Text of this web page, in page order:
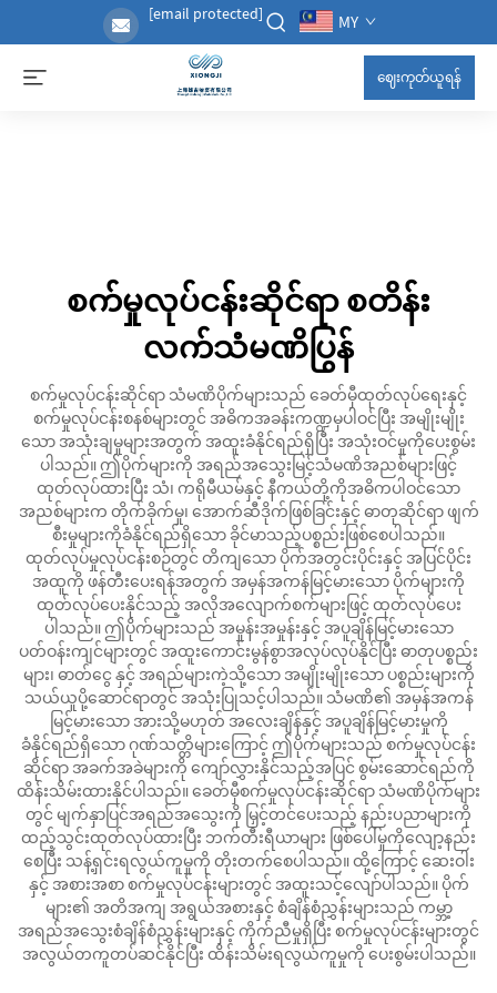
[email protected] MY
ဈေးကုတ်ယူရန်
စက်မှုလုပ်ငန်းဆိုင်ရာ စတိန်း
လက်သံမဏိပြွန်
စက်မှုလုပ်ငန်းဆိုင်ရာ သံမဏိပိုက်များသည် ခေတ်မှီထုတ်လုပ်ရေးနှင့်
စက်မှုလုပ်ငန်းစနစ်များတွင် အဓိကအခန်းကဏ္ဍမှပါဝင်ပြီး အမျိုးမျိုး
သော အသုံးချမှုများအတွက် အထူးခံနိုင်ရည်ရှိပြီး အသုံးဝင်မှုကိုပေးစွမ်း
ပါသည်။ ဤပိုက်များကို အရည်အသွေးမြင့်သံမဏိအညစ်များဖြင့်
ထုတ်လုပ်ထားပြီး သံ၊ ကရိုမီယမ်နှင့် နီကယ်တို့ကိုအဓိကပါဝင်သော
အညစ်များက တိုက်ခိုက်မှု၊ အောက်ဆီဒိုက်ဖြစ်ခြင်းနှင့် ဓာတုဆိုင်ရာ ဖျက်
စီးမှုများကိုခံနိုင်ရည်ရှိသော ခိုင်မာသည့်ပစ္စည်းဖြစ်စေပါသည်။
ထုတ်လုပ်မှုလုပ်ငန်းစဉ်တွင် တိကျသော ပိုက်အတွင်းပိုင်းနှင့် အပြင်ပိုင်း
အထူကို ဖန်တီးပေးရန်အတွက် အမှန်အကန်မြင့်မားသော ပိုက်များကို
ထုတ်လုပ်ပေးနိုင်သည့် အလိုအလျောက်စက်များဖြင့် ထုတ်လုပ်ပေး
ပါသည်။ ဤပိုက်များသည် အမှုန်းအမှုန်းနှင့် အပူချိန်မြင့်မားသော
ပတ်ဝန်းကျင်များတွင် အထူးကောင်းမွန်စွာအလုပ်လုပ်နိုင်ပြီး ဓာတုပစ္စည်း
များ၊ ဓာတ်ငွေ နှင့် အရည်များကဲ့သို့သော အမျိုးမျိုးသော ပစ္စည်းများကို
သယ်ယူပို့ဆောင်ရာတွင် အသုံးပြုသင့်ပါသည်။ သံမဏိ၏ အမှန်အကန်
မြင့်မားသော အားသို့မဟုတ် အလေးချိန်နှင့် အပူချိန်မြင့်မားမှုကို
ခံနိုင်ရည်ရှိသော ဂုဏ်သတ္တိများကြောင့် ဤပိုက်များသည် စက်မှုလုပ်ငန်း
ဆိုင်ရာ အခက်အခဲများကို ကျော်လွှားနိုင်သည့်အပြင် စွမ်းဆောင်ရည်ကို
ထိန်းသိမ်းထားနိုင်ပါသည်။ ခေတ်မှီစက်မှုလုပ်ငန်းဆိုင်ရာ သံမဏိပိုက်များ
တွင် မျက်နှာပြင်အရည်အသွေးကို မြှင့်တင်ပေးသည့် နည်းပညာများကို
ထည့်သွင်းထုတ်လုပ်ထားပြီး ဘက်တီးရီယာများ ဖြစ်ပေါ်မှုကိုလျော့နည်း
စေပြီး သန့်ရှင်းရလွယ်ကူမှုကို တိုးတက်စေပါသည်။ ထို့ကြောင့် ဆေးဝါး
နှင့် အစားအစာ စက်မှုလုပ်ငန်းများတွင် အထူးသင့်လျော်ပါသည်။ ပိုက်
များ၏ အတိအကျ အရွယ်အစားနှင့် စံချိန်စံညွှန်းများသည် ကမ္ဘာ့
အရည်အသွေးစံချိန်စံညွှန်းများနှင့် ကိုက်ညီမှုရှိပြီး စက်မှုလုပ်ငန်းများတွင်
အလွယ်တကူတပ်ဆင်နိုင်ပြီး ထိန်းသိမ်းရလွယ်ကူမှုကို ပေးစွမ်းပါသည်။